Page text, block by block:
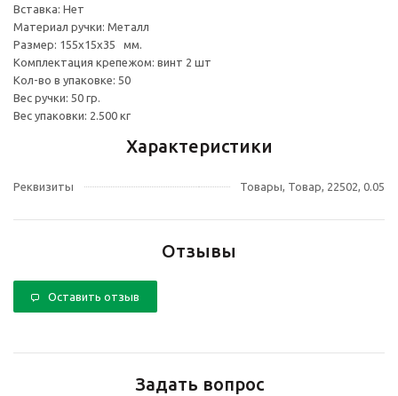
Вставка: Нет
Материал ручки: Металл
Размер: 155х15х35 мм.
Комплектация крепежом: винт 2 шт
Кол-во в упаковке: 50
Вес ручки: 50 гр.
Вес упаковки: 2.500 кг
Характеристики
Реквизиты Товары, Товар, 22502, 0.05
Отзывы
Оставить отзыв
Задать вопрос